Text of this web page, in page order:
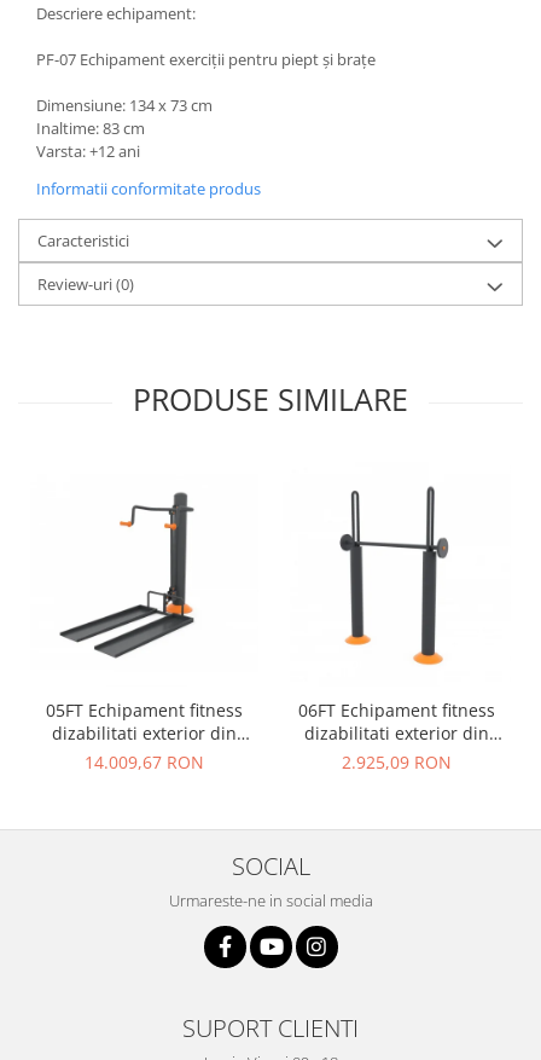
Descriere echipament:
PF-07 Echipament exerciții pentru piept și brațe
Dimensiune: 134 x 73 cm
Inaltime: 83 cm
Varsta: +12 ani
Informatii conformitate produs
Caracteristici
Review-uri(0)
PRODUSE SIMILARE
05FT Echipament fitness
dizabilitati exterior din
metal
14.009,67 RON
06FT Echipament fitness
dizabilitati exterior din
metal
2.925,09 RON
SOCIAL
Urmareste-ne in social media
SUPORT CLIENTI